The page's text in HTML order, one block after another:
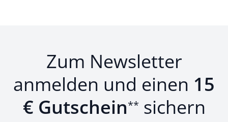
Zum Newsletter
anmelden und einen 15
€ Gutschein** sichern